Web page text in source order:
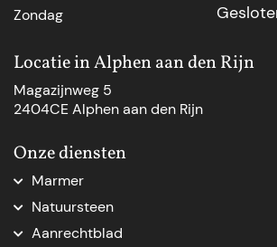
Zondag
Locatie in Alphen aan den Rijn
Magazijnweg 5
2404CE Alphen aan den Rijn
Onze diensten
Marmer
Marmer aanrechtblad
Marmer natuursteen
Natuursteen
Natuursteen Den Haag
Aanrechtblad